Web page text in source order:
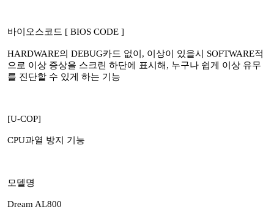
바이오스코드 [ BIOS CODE ]
HARDWARE의 DEBUG카드 없이, 이상이 있을시 SOFTWARE적
으로 이상 증상을 스크린 하단에 표시해, 누구나 쉽게 이상 유무
를 진단할 수 있게 하는 기능
[U-COP]
CPU과열 방지 기능
모델명
Dream AL800